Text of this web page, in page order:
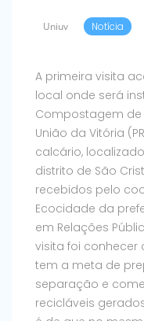
Uniuv Notícia
A primeira visita
local onde será
Compostagem de
União da Vitória
calcário,
distrito de São
recebidos pelo
Ecocidade da
em Relações
visita foi
tem a meta de
separação e
recicláveis